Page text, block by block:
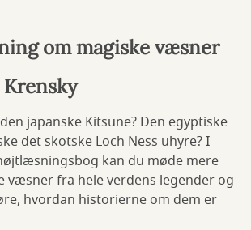
om magiske væsner
japanske Kitsune? Den egyptiske
det skotske Loch Ness uhyre? I
kan du møde mere
væsner fra hele verdens legender og
hvordan historierne om dem er